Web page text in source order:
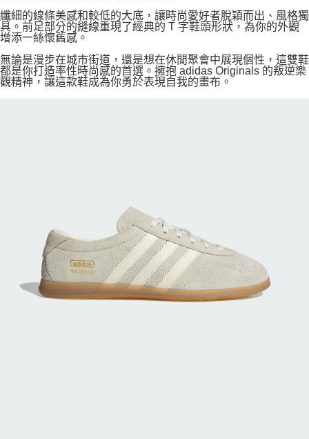
纖細的線條美感和較低的大底，讓時尚愛好者脫穎而出、風格獨
具。前足部分的縫線重現了經典的 T 字鞋頭形狀，為你的外觀
增添一絲懷舊感。
無論是漫步在城市街道，還是想在休閒聚會中展現個性，這雙鞋
都是你打造率性時尚感的首選。擁抱 adidas Originals 的叛逆樂
觀精神，讓這款鞋成為你勇於表現自我的畫布。